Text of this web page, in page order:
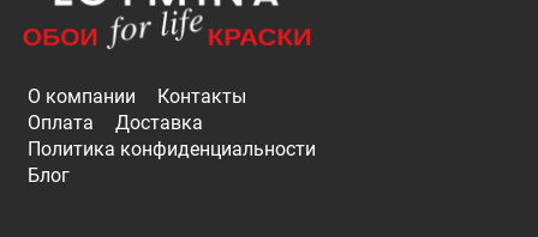
О компании
Контакты
Оплата
Доставка
Политика конфиденциальности
Блог